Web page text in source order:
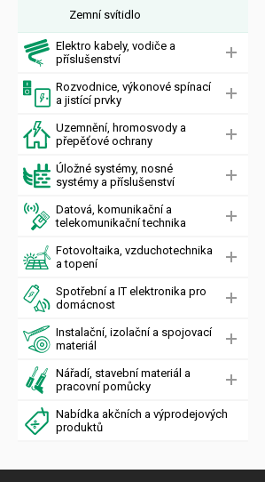
Zemní svítidlo
Elektro kabely, vodiče a
příslušenství
Rozvodnice, výkonové spínací
a jistící prvky
Uzemnění, hromosvody a
přepěťové ochrany
Úložné systémy, nosné
systémy a příslušenství
Datová, komunikační a
telekomunikační technika
Fotovoltaika, vzduchotechnika
a topení
Spotřební a IT elektronika pro
domácnost
Instalační, izolační a spojovací
materiál
Nářadí, stavební materiál a
pracovní pomůcky
Nabídka akčních a výprodejových
produktů